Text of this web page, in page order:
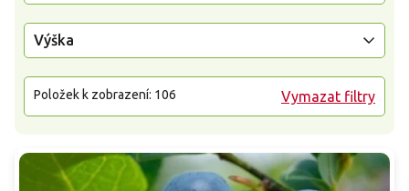
Výška
Vymazat filtry
Položek k zobrazení: 106